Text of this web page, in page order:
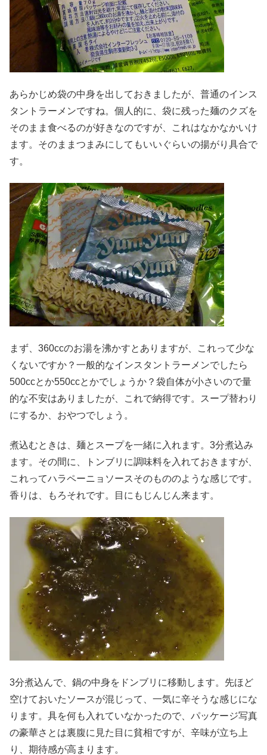
あらかじめ袋の中身を出しておきましたが、普通のインス
タントラーメンですね。個人的に、袋に残った麺のクズを
そのまま食べるのが好きなのですが、これはなかなかいけ
ます。そのままつまみにしてもいいぐらいの揚がり具合で
す。
まず、360ccのお湯を沸かすとありますが、これって少な
くないですか？一般的なインスタントラーメンでしたら
500ccとか550ccとかでしょうか？袋自体が小さいので量
的な不安はありましたが、これで納得です。スープ替わり
にするか、おやつでしょう。
煮込むときは、麺とスープを一緒に入れます。3分煮込み
ます。その間に、トンブリに調味料を入れておきますが、
これってハラペーニョソースそのもののような感じです。
香りは、もろそれです。目にもじんじん来ます。
3分煮込んで、鍋の中身をドンブリに移動します。先ほど
空けておいたソースが混じって、一気に辛そうな感じにな
ります。具を何も入れていなかったので、パッケージ写真
の豪華さとは裏腹に見た目に貧相ですが、辛味が立ち上
り、期待感が高まります。